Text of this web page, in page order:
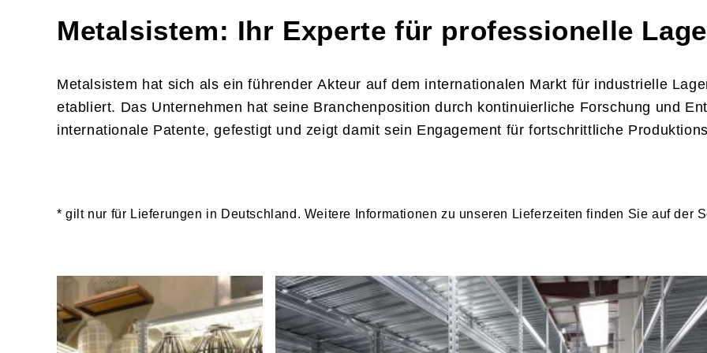
Gewicht: ca. 600 g
Produktbild ist symbolisch zu verstehen und kann sich durch
die bestellte Variante unterscheiden!
* Pro Boden bei gleichmäßig verteilter Last und in Kombination mit
Aufbauanleitungen
herunterladen und sicherstellen, dass Ihr Aufbau reibungslos verläuft.
Ihrer
finden Sie
Installation
Metalsistem
Metalsistem: Ihr Experte für professionelle
Metalsistem hat sich als ein führender Akteur auf dem internationalen Markt für industrielle
etabliert. Das Unternehmen hat seine Branchenposition durch kontinuierliche Forschung und
internationale Patente, gefestigt und zeigt damit sein Engagement für fortschrittliche
* gilt nur für Lieferungen in Deutschland. Weitere Informationen zu unseren Lieferzeiten finden Sie auf der